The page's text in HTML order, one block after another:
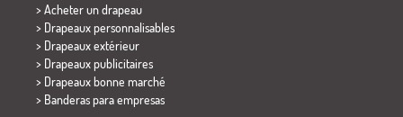
> Acheter un drapeau
> Drapeaux personnalisables
> Drapeaux extérieur
> Drapeaux publicitaires
> Drapeaux bonne marché
> Banderas para empresas